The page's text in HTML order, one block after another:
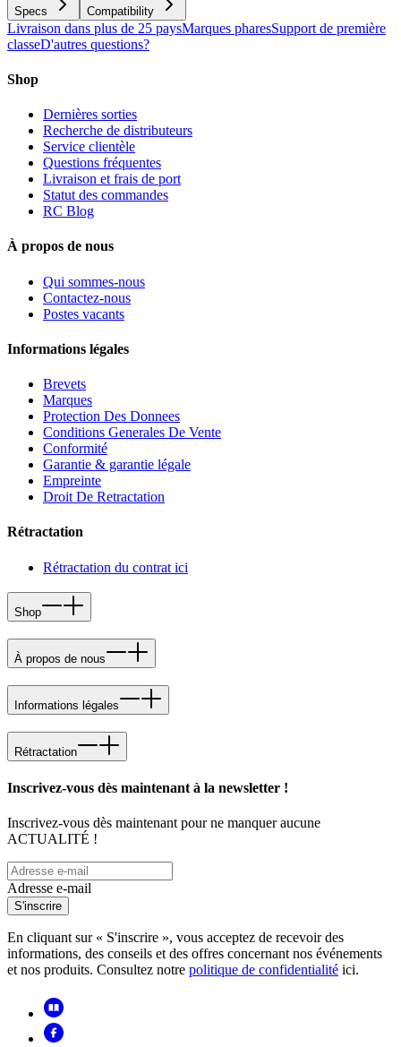
Specs Compatibility
Livraison dans plus de 25 paysMarques pharesSupport de première
classeD'autres questions?
Shop
Dernières sorties
Recherche de distributeurs
Service clientèle
Questions fréquentes
Livraison et frais de port
Statut des commandes
RC Blog
À propos de nous
Qui sommes-nous
Contactez-nous
Postes vacants
Informations légales
Brevets
Marques
Protection Des Donnees
Conditions Generales De Vente
Conformité
Garantie & garantie légale
Empreinte
Droit De Retractation
Rétractation
Rétractation du contrat ici
Shop
À propos de nous
Informations légales
Rétractation
Inscrivez-vous dès maintenant à la newsletter !
Inscrivez-vous dès maintenant pour ne manquer aucune
ACTUALITÉ !
Adresse e-mail
S'inscrire
En cliquant sur « S'inscrire », vous acceptez de recevoir des
informations, des conseils et des offres concernant nos événements
et nos produits. Consultez notre politique de confidentialité ici.